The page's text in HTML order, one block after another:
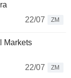
22/07
ZM
Markets
22/07
ZM